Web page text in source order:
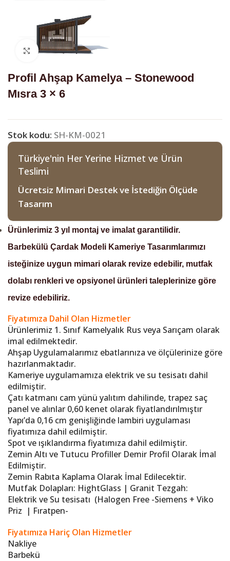
Click to enlarge
Profil Ahşap Kamelya – Stonewood
Mısra 3 × 6
Stok kodu: SH-KM-0021
Türkiye'nin Her Yerine Hizmet ve Ürün
Teslimi
Ücretsiz Mimari Destek ve İstediğin Ölçüde
Tasarım
Ürünlerimiz 3 yıl montaj ve imalat garantilidir.
Barbekülü Çardak Modeli Kameriye Tasarımlarımızı
isteğinize uygun mimari olarak revize edebilir, mutfak
dolabı renkleri ve opsiyonel ürünleri taleplerinize göre
revize edebiliriz.
Fiyatımıza Dahil Olan Hizmetler
Ürünlerimiz 1. Sınıf Kamelyalık Rus veya Sarıçam olarak
imal edilmektedir.
Ahşap Uygulamalarımız ebatlarınıza ve ölçülerinize göre
hazırlanmaktadır.
Kameriye uygulamamıza elektrik ve su tesisatı dahil
edilmiştir.
Çatı katmanı cam yünü yalıtım dahilinde, trapez saç
panel ve alınlar 0,60 kenet olarak fiyatlandırılmıştır
Yapı’da 0,16 cm genişliğinde lambiri uygulaması
fiyatımıza dahil edilmiştir.
Spot ve ışıklandırma fiyatımıza dahil edilmiştir.
Zemin Altı ve Tutucu Profiller Demir Profil Olarak İmal
Edilmiştir.
Zemin Rabıta Kaplama Olarak İmal Edilecektir.
Mutfak Dolapları: HightGlass | Granit Tezgah:
Elektrik ve Su tesisatı (Halogen Free -Siemens + Viko
Priz | Fıratpen-
Fiyatımıza Hariç Olan Hizmetler
Nakliye
Barbekü